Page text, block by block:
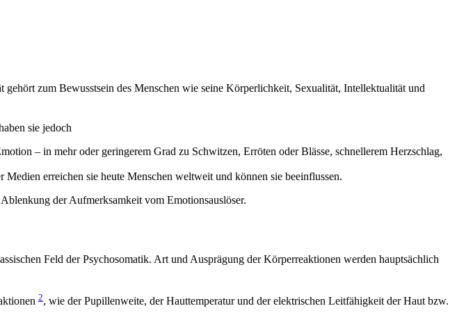
zum Bewusstsein des Menschen wie seine Körperlichkeit, Sexualität, Intellektualität und
sie jedoch
– in mehr oder geringerem Grad zu Schwitzen, Erröten oder Blässe, schnellerem Herzschlag,
erreichen sie heute Menschen weltweit und können sie beeinflussen.
der Aufmerksamkeit vom Emotionsauslöser.
Feld der Psychosomatik. Art und Ausprägung der Körperreaktionen werden hauptsächlich
2, wie der Pupillenweite, der Hauttemperatur und der elektrischen Leitfähigkeit der Haut bzw.